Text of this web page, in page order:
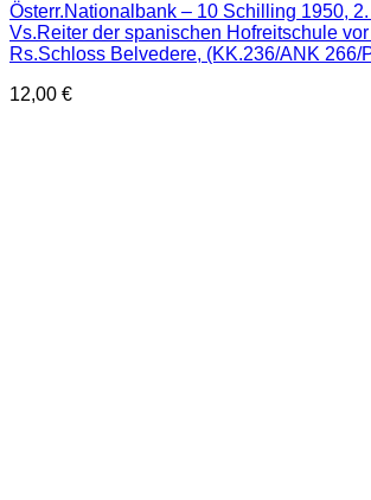
Österr.Nationalbank – 10 Schilling 1950,
Vs.Reiter der spanischen Hofreitschule
Rs.Schloss Belvedere, (KK.236/ANK 266/
12,00 €